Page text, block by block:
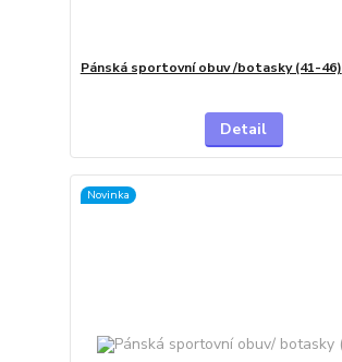
Pánská sportovní obuv /botasky (41-46)
Detail
Novinka